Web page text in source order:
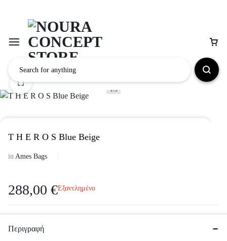
1/3
T H E R O S Blue Beige
in Ames Bags
288,00 €Εξαντλημένο
Περιγραφή